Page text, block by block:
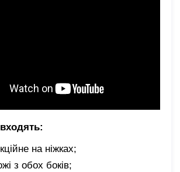
на ніжках;
з обох боків;